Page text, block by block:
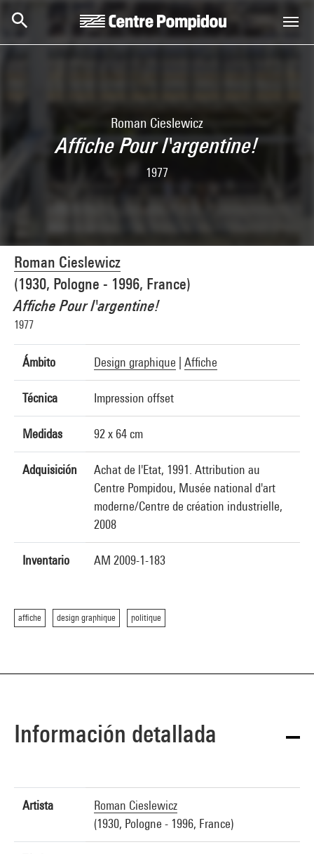
Roman Cieslewicz
Affiche Pour l'argentine!
1977
Roman Cieslewicz
(1930, Pologne - 1996, France)
Affiche Pour l'argentine!
1977
Ámbito Design graphique Affiche
Técnica Impression offset
Medidas 92 x 64 cm
Adquisición
Achat de l'Etat, 1991. Attribution au
Centre Pompidou, Musée national d'art
moderne/Centre de création industrielle,
2008
Inventario AM 2009-1-183
affiche design graphique politique
Información detallada
Artista
Roman Cieslewicz
(1930, Pologne - 1996, France)